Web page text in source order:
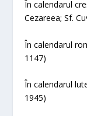
În calendarul
Cezareea; Sf.
În calendarul
1147)
În calendarul
1945)